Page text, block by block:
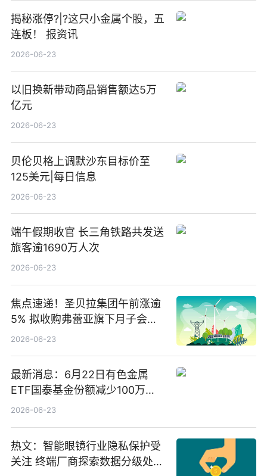
揭秘涨停?|?这只小金属个股，五
连板！ 报资讯
2026-06-23
以旧换新带动商品销售额达5万
亿元
2026-06-23
贝伦贝格上调默沙东目标价至
125美元|每日信息
2026-06-23
端午假期收官 长三角铁路共发送
旅客逾1690万人次
2026-06-23
焦点速递！圣贝拉集团午前涨逾
5% 拟收购弗蕾亚旗下月子会所
业务少数股权
2026-06-23
最新消息：6月22日有色金属
ETF国泰基金份额减少100万
份，重仓股紫金矿业、洛阳钼
2026-06-23
热文：智能眼镜行业隐私保护受
关注 终端厂商探索数据分级处理